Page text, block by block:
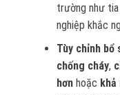
trường như
nghiệp khắc
Tùy chỉnh bổ
chống cháy,
hơnhoặc khả